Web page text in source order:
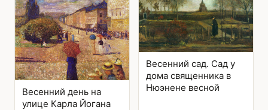
Весенний день на
улице Карла Йогана
Весенний сад. Сад у
дома священника в
Нюэнене весной